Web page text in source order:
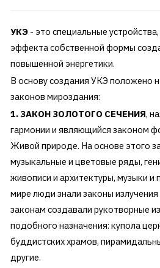
УКЭ- это специальные
эффекта собственной формы
повышенной энергетики.
В основу создания УКЭ положено
законов мироздания:
1. ЗАКОН ЗОЛОТОГО СЕЧЕНИЯ,
гармонии и являющийся законом
Живой природе. На основе этого
музыкальные и цветовые ряды,
живописи и архитектуры, музыки и
мире люди знали законы
законам создавали рукотворные
подобного назначения: купола
буддистских храмов,
другие.